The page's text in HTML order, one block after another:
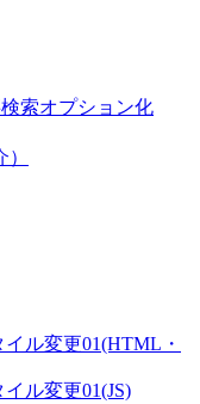
検索オプション化
イル変更01(HTML・
イル変更01(JS)